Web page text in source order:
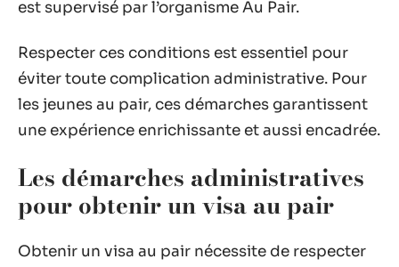
est supervisé par l’organisme Au Pair.
Respecter ces conditions est essentiel pour
éviter toute complication administrative. Pour
les jeunes au pair, ces démarches garantissent
une expérience enrichissante et aussi encadrée.
Les démarches administratives
pour obtenir un visa au pair
Obtenir un visa au pair nécessite de respecter